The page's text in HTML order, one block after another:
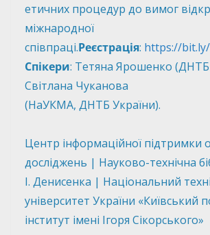
етичних процедур до вимог
міжнародної
співпраці.Реєстрація: https://
Спікери: Тетяна Ярошенко (ДНТБ
Світлана Чуканова
(НаУКМА, ДНТБ України).
Центр інформаційної підтримки
досліджень | Науково-технічна
І. Денисенка | Національний
університет України «Київський
інститут імені Ігоря Сікорського»